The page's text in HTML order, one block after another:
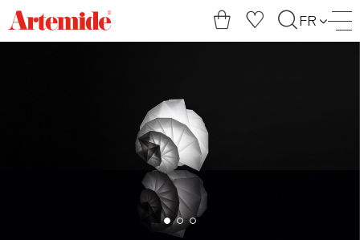
Artemide
home
FR